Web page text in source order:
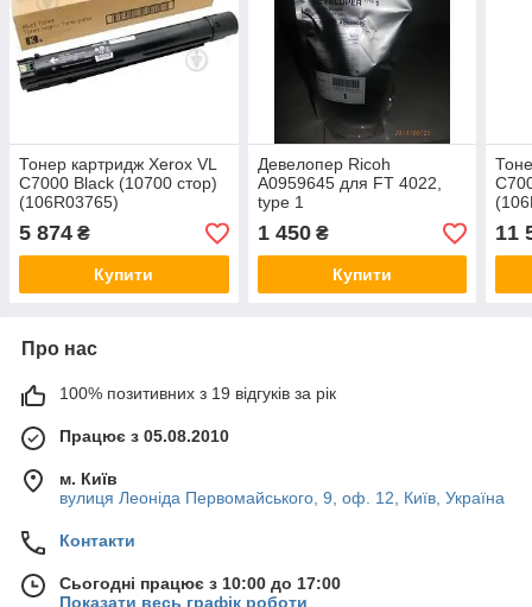
Тонер картридж Xerox VL
C7000 Black (10700 стор)
(106R03765)
5 874 ₴
Купити
Девелопер Ricoh
A0959645 для FT 4022,
type 1
1 450₴
Купити
11
Про нас
100% позитивних з 19 відгуків за рік
Працює з 05.08.2010
м. Київ
вулиця Леоніда Первомайського, 9, оф. 12, Київ, Україна
Контакти
Сьогодні працює з 10:00 до 17:00
Показати весь графік роботи